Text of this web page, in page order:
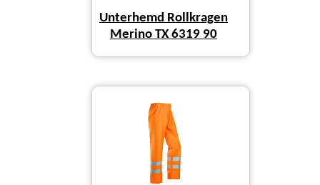
Unterhemd Rollkragen
Merino TX 6319 90